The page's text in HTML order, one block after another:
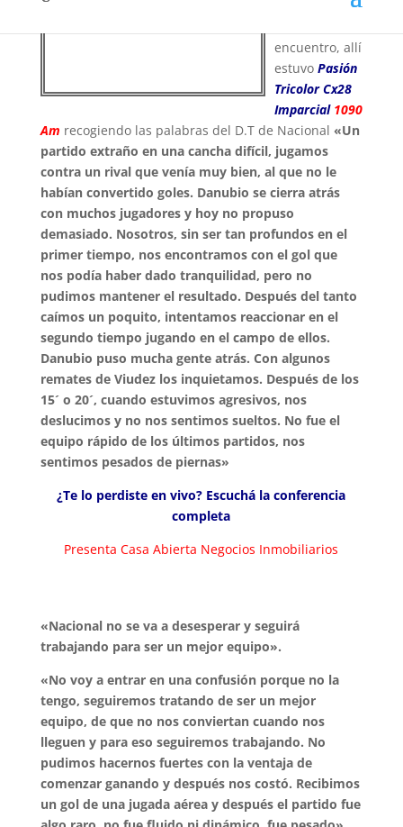
encuentro, allí
estuvo Pasión
Tricolor Cx28
Imparcial 1090
Am recogiendo las palabras del D.T de Nacional «Un
partido extraño en una cancha difícil, jugamos
contra un rival que venía muy bien, al que no le
habían convertido goles. Danubio se cierra atrás
con muchos jugadores y hoy no propuso
demasiado. Nosotros, sin ser tan profundos en el
primer tiempo, nos encontramos con el gol que
nos podía haber dado tranquilidad, pero no
pudimos mantener el resultado. Después del tanto
caímos un poquito, intentamos reaccionar en el
segundo tiempo jugando en el campo de ellos.
Danubio puso mucha gente atrás. Con algunos
remates de Viudez los inquietamos. Después de los
15´ o 20´, cuando estuvimos agresivos, nos
deslucimos y no nos sentimos sueltos. No fue el
equipo rápido de los últimos partidos, nos
sentimos pesados de piernas»
¿Te lo perdiste en vivo? Escuchá la conferencia
completa
Presenta Casa Abierta Negocios Inmobiliarios
«Nacional no se va a desesperar y seguirá
trabajando para ser un mejor equipo».
«No voy a entrar en una confusión porque no la
tengo, seguiremos tratando de ser un mejor
equipo, de que no nos conviertan cuando nos
lleguen y para eso seguiremos trabajando. No
pudimos hacernos fuertes con la ventaja de
comenzar ganando y después nos costó. Recibimos
un gol de una jugada aérea y después el partido fue